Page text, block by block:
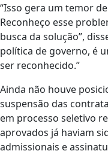
“Isso gera um temor
Reconheço esse
busca da solução”,
política de governo, é
ser reconhecido.”
Ainda não houve
suspensão das
em processo seletivo
aprovados já haviam
admissionais e